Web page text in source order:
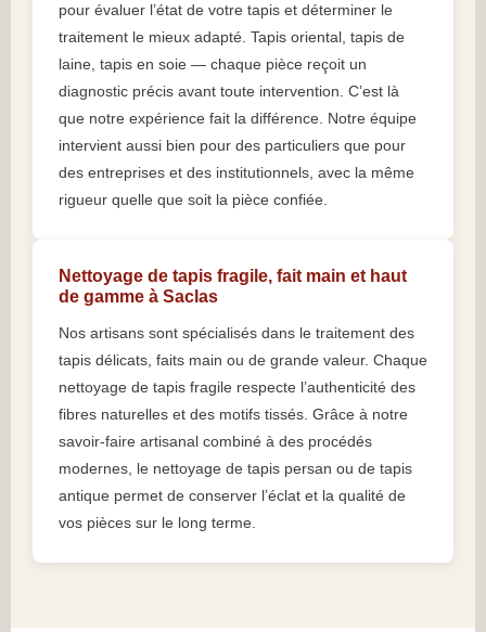
pour évaluer l’état de votre tapis et déterminer le
traitement le mieux adapté. Tapis oriental, tapis de
laine, tapis en soie — chaque pièce reçoit un
diagnostic précis avant toute intervention. C’est là
que notre expérience fait la différence. Notre équipe
intervient aussi bien pour des particuliers que pour
des entreprises et des institutionnels, avec la même
rigueur quelle que soit la pièce confiée.
Nettoyage de tapis fragile, fait main et haut
de gamme à Saclas
Nos artisans sont spécialisés dans le traitement des
tapis délicats, faits main ou de grande valeur. Chaque
nettoyage de tapis fragile respecte l’authenticité des
fibres naturelles et des motifs tissés. Grâce à notre
savoir-faire artisanal combiné à des procédés
modernes, le nettoyage de tapis persan ou de tapis
antique permet de conserver l’éclat et la qualité de
vos pièces sur le long terme.